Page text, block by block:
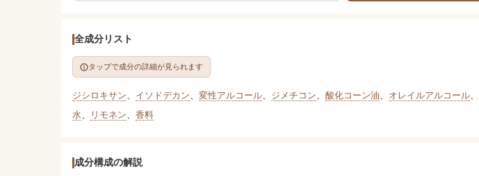
全成分リスト
タップで成分の詳細が見られます
ジシロキサン、 イソドデカン、 変性アルコール、 ジメチコン、 酸化コーン油、 オレイルアルコール、
水、 リモネン、 香料
成分構成の解説